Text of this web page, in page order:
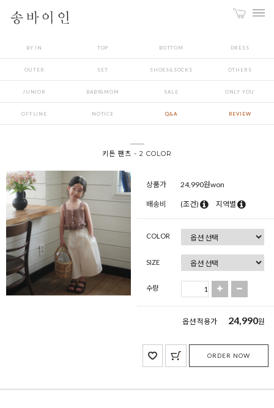
BY IN TOP BOTTOM DRESS
OUTER SET SHOES&SOCKS OTHERS
JUNIOR BABY&MOM SALE ONLY YOU
OFFLINE NOTICE Q&A REVIEW
키튼 팬츠 - 2 COLOR
상품가 24,990원won
배송비 (조건) 지역별
COLOR
SIZE
수량
옵션 적용가 24,990원
ORDER NOW